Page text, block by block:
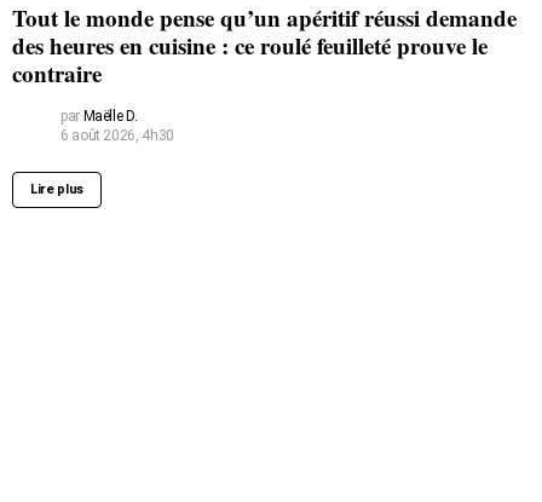
Tout le monde pense qu’un apéritif réussi demande
des heures en cuisine : ce roulé feuilleté prouve le
contraire
par Maëlle D.
6 août 2026, 4h30
Lire plus